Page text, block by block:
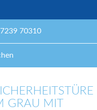
70310
GRAU MIT